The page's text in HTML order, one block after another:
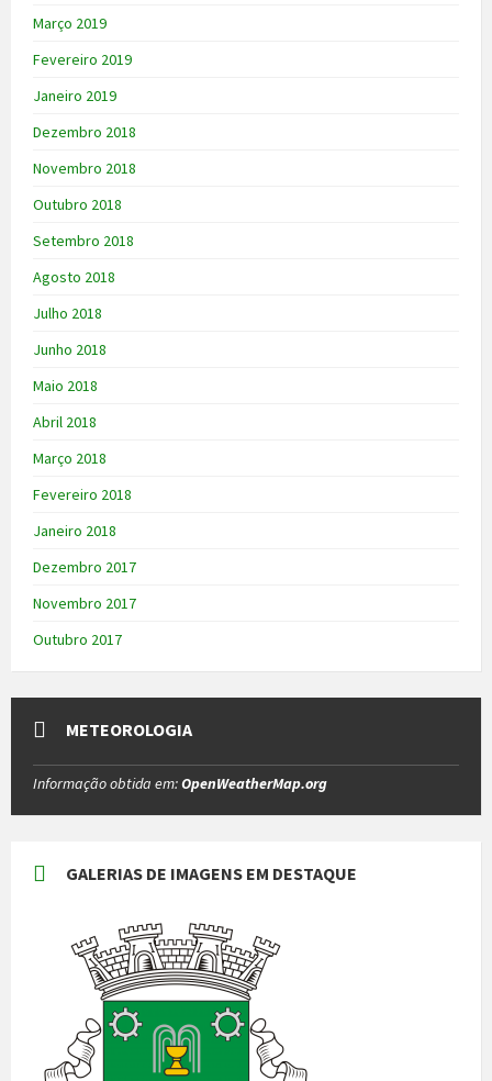
Março 2019
Fevereiro 2019
Janeiro 2019
Dezembro 2018
Novembro 2018
Outubro 2018
Setembro 2018
Agosto 2018
Julho 2018
Junho 2018
Maio 2018
Abril 2018
Março 2018
Fevereiro 2018
Janeiro 2018
Dezembro 2017
Novembro 2017
Outubro 2017
METEOROLOGIA
Informação obtida em:OpenWeatherMap.org
GALERIAS DE IMAGENS EM DESTAQUE